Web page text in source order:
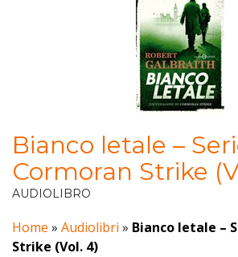
Bianco letale –
Cormoran Strike
AUDIOLIBRO
Home » Audiolibri » Bianco letale –
Strike (Vol. 4)